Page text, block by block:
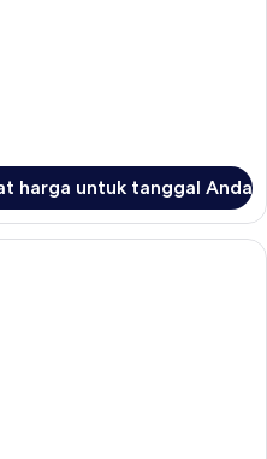
harga untuk tanggal Anda
Selimut bulu angsa, meja kerja, dan